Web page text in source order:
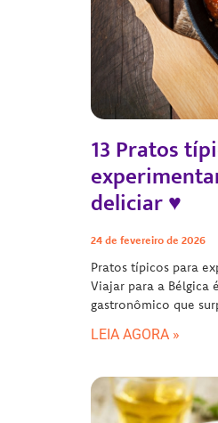
13 Pratos
deliciar ♥
24 de fevereiro de 2026
Pratos típicos para
Viajar para a Bélgica
gastronômico que
LEIA AGORA »